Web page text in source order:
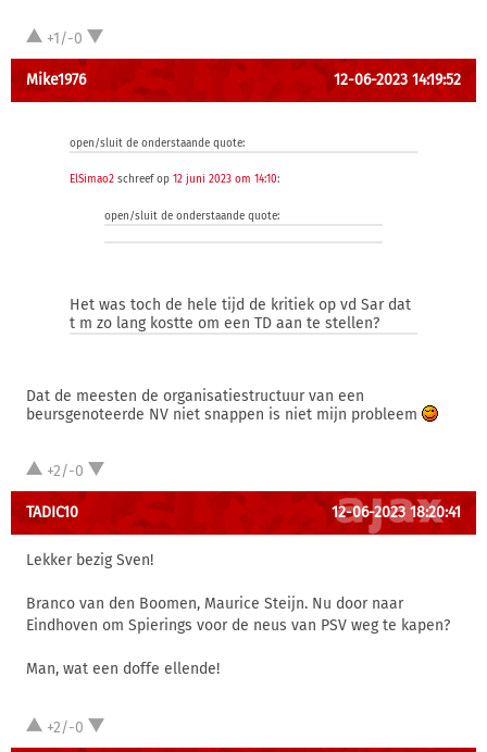
+1/-0
Mike1976 12-06-2023 14:19:52
open/sluit de onderstaande quote:
ElSimao2 schreef op 12 juni 2023 om 14:10:
open/sluit de onderstaande quote:
Het was toch de hele tijd de kritiek op vd Sar dat
t m zo lang kostte om een TD aan te stellen?
Dat de meesten de organisatiestructuur van een
beursgenoteerde NV niet snappen is niet mijn probleem
+2/-0
TADIC10 12-06-2023 18:20:41
Lekker bezig Sven!
Branco van den Boomen, Maurice Steijn. Nu door naar
Eindhoven om Spierings voor de neus van PSV weg te kapen?
Man, wat een doffe ellende!
+2/-0